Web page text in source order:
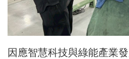
因應智慧科技與綠能產業